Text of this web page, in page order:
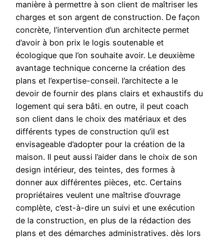
manière à permettre à son client de maîtriser les
charges et son argent de construction. De façon
concrète, l’intervention d’un architecte permet
d’avoir à bon prix le logis soutenable et
écologique que l’on souhaite avoir. Le deuxième
avantage technique concerne la création des
plans et l’expertise-conseil. l’architecte a le
devoir de fournir des plans clairs et exhaustifs du
logement qui sera bâti. en outre, il peut coach
son client dans le choix des matériaux et des
différents types de construction qu’il est
envisageable d’adopter pour la création de la
maison. Il peut aussi l’aider dans le choix de son
design intérieur, des teintes, des formes à
donner aux différentes pièces, etc. Certains
propriétaires veulent une maîtrise d’ouvrage
complète, c’est-à-dire un suivi et une exécution
de la construction, en plus de la rédaction des
plans et des démarches administratives. dès lors